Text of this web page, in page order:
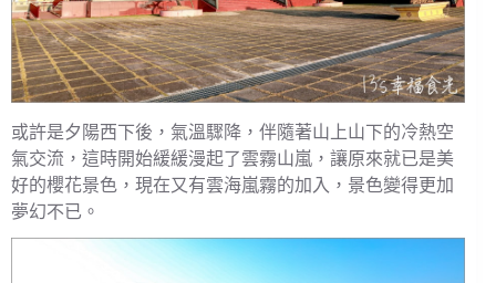
或許是夕陽西下後，氣溫驟降，伴隨著山上山下的冷熱空
氣交流，這時開始緩緩漫起了雲霧山嵐，讓原來就已是美
好的櫻花景色，現在又有雲海嵐霧的加入，景色變得更加
夢幻不已。